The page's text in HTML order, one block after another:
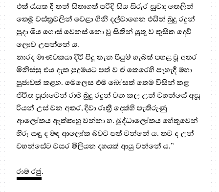
එක් රැයක දී තන් සිතාගත් පරිදි සිය සිරුර සුවඳ තෙලින්
තෙමූ වස්ත්‍රවලින් වෙළා ගිනි දල්වාගෙන එයින් බුදු රදුන්
පුදා මිය ගොස් වෙනස් නො වූ සිතින් යුතු ව තුසිත දෙව්
ලොව උපන්නේ ය.
නාරද මාණවකයා දිවි පිදූ තැන පියුම් ගැබක් පහළ වූ අතර
මිනිස්සු එය දැක පුදුමයට පත් ව ඒ කෙරෙහි පැහැදී මහා
පූජාවක් කළහ. මෙලෙස එම බෝසත් තෙම විසින් කළ
ජීවිත පූජාවෙන් රාම බුදු රදුන් වන කල උන් වහන්සේ අසූ
රියන් උස් වන අතර, දිවා රාත්‍රී දෙක්හි පැතිරුණු
ආලෝකය ඇත්තාහු වන්නා හ. බුද්ධාලෝකය හේතුවෙන්
හිරු සඳු ද මඳ ආලෝක බවට පත් වන්නේ ය. තව ද උන්
වහන්සේට වසර මිලියන දහයක් ආයු වන්නේ ය.”
රාම රජු.